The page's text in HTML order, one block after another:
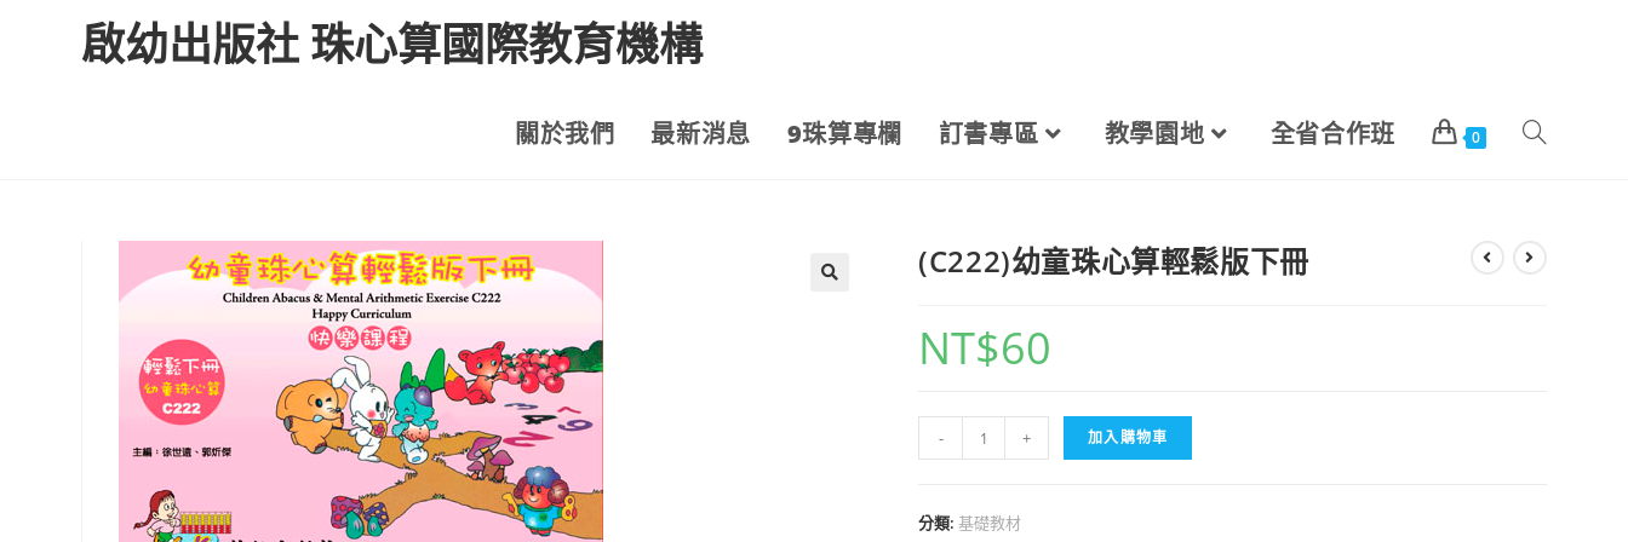
啟幼出版社 珠心算國際教育機構
關於我們 最新消息 9珠算專欄 訂書專區 教學園地 全省合作班 0
(C222)幼童珠心算輕鬆版下冊
NT$60
- + 加入購物車
分類:基礎教材